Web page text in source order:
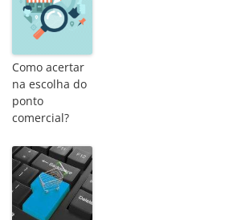
Como acertar
na escolha do
ponto
comercial?